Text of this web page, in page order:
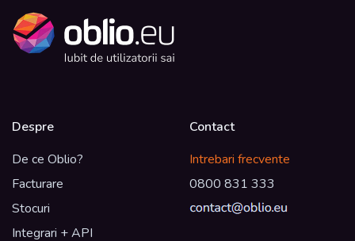
Despre
De ce Oblio?
Facturare
Stocuri
Integrari + API
Contact
Intrebari frecvente
0800 831 333